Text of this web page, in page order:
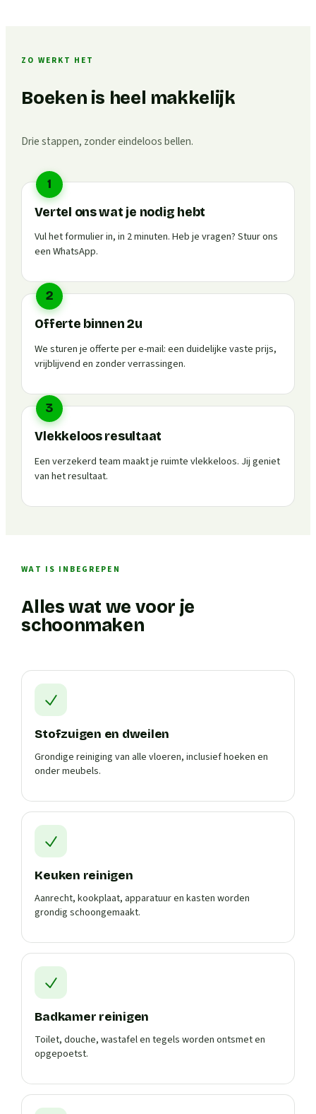
ZO WERKT HET
Boeken is heel makkelijk
Drie stappen, zonder eindeloos bellen.
1
Vertel ons wat je nodig hebt
Vul het formulier in, in 2 minuten. Heb je vragen? Stuur ons
een WhatsApp.
2
Offerte binnen 2u
We sturen je offerte per e-mail: een duidelijke vaste prijs,
vrijblijvend en zonder verrassingen.
3
Vlekkeloos resultaat
Een verzekerd team maakt je ruimte vlekkeloos. Jij geniet
van het resultaat.
WAT IS INBEGREPEN
Alles wat we voor je
schoonmaken
Stofzuigen en dweilen
Grondige reiniging van alle vloeren, inclusief hoeken en
onder meubels.
Keuken reinigen
Aanrecht, kookplaat, apparatuur en kasten worden
grondig schoongemaakt.
Badkamer reinigen
Toilet, douche, wastafel en tegels worden ontsmet en
opgepoetst.